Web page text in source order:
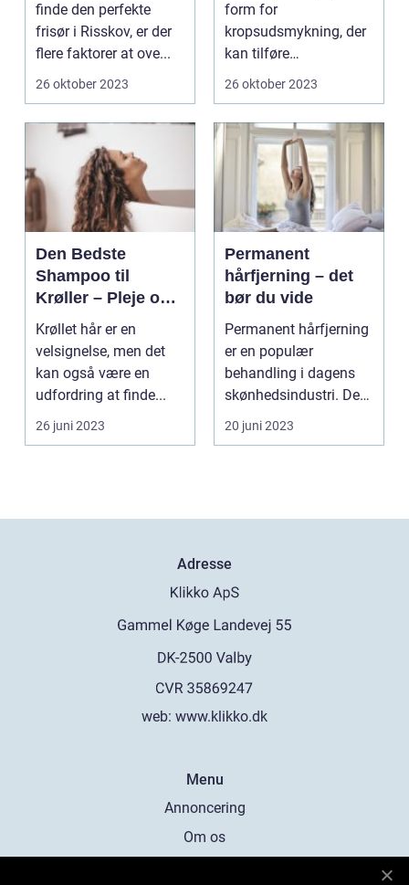
finde den perfekte
frisør i Risskov, er der
flere faktorer at ove...
26 oktober 2023
form for
kropsudsmykning, der
kan tilføre
personlighed og stil til
26 oktober 2023
Den Bedste
Shampoo til
Krøller – Pleje og
Definition til Dine
Smukke Lokker
Krøllet hår er en
velsignelse, men det
kan også være en
udfordring at finde...
26 juni 2023
Permanent
hårfjerning – det
bør du vide
Permanent hårfjerning
er en populær
behandling i dagens
skønhedsindustri. De
fles...
20 juni 2023
Adresse
web: www.klikko.dk
Menu
Annoncering
Om os